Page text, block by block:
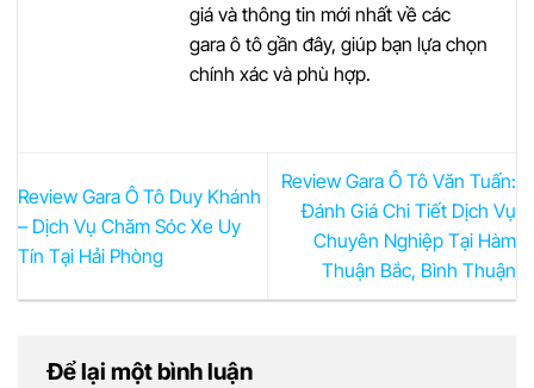
giá và thông tin mới nhất về các
gara ô tô gần đây, giúp bạn lựa chọn
chính xác và phù hợp.
Review Gara Ô Tô Duy Khánh
– Dịch Vụ Chăm Sóc Xe Uy
Tín Tại Hải Phòng
Review Gara Ô Tô Văn Tuấn:
Đánh Giá Chi Tiết Dịch Vụ
Chuyên Nghiệp Tại Hàm
Thuận Bắc, Bình Thuận
Để lại một bình luận